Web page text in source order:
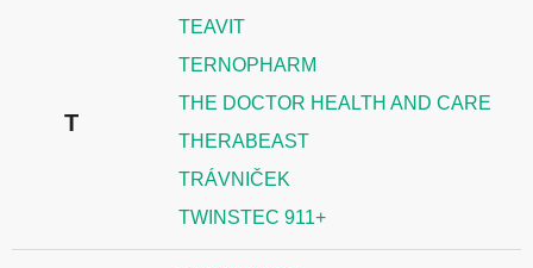
T
TEAVIT
TERNOPHARM
THE DOCTOR HEALTH AND CARE
THERABEAST
TRÁVNIČEK
TWINSTEC 911+